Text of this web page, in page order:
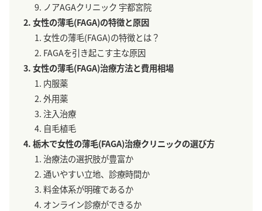
ノアAGAクリニック 宇都宮院
女性の薄毛(FAGA)の特徴と原因
女性の薄毛(FAGA)の特徴とは？
FAGAを引き起こす主な原因
女性の薄毛(FAGA)治療方法と費用相場
内服薬
外用薬
注入治療
自毛植毛
栃木で女性の薄毛(FAGA)治療クリニックの選び方
治療法の選択肢が豊富か
通いやすい立地、診療時間か
料金体系が明確であるか
オンライン診療ができるか